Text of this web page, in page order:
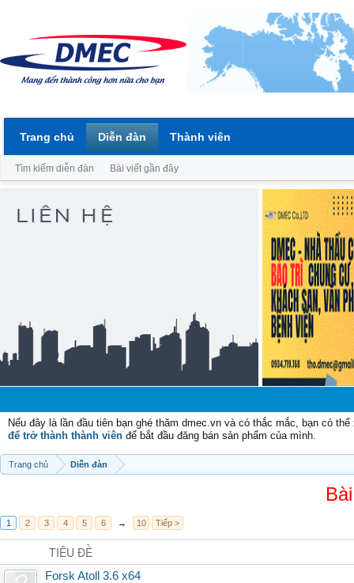
Nếu đây là lần đầu tiên bạn ghé thăm dmec.vn và có thắc mắc, bạn có
để trở thành thành viên để bắt đầu đăng bán sản phẩm của mình.
Trang chủ Diễn đàn
1 2 3 4 5 6 → 10 Tiếp >
TIÊU ĐỀ
Forsk Atoll 3.6 x64
Trang chủ Diễn đàn
Tìm kiếm diễn đàn Bài viết gần đây
Thành viên